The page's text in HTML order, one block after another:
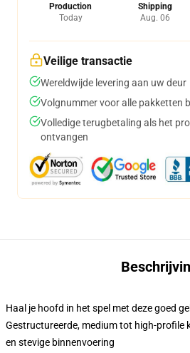
Production
Today
Shipping
Aug. 06
Veilige transactie
Wereldwijde levering aan uw deur
Volgnummer voor alle pakketten
Volledige terugbetaling als het
ontvangen
Haal je hoofd in het spel met deze goed
Gestructureerde, medium tot high-profile
en stevige binnenvoering